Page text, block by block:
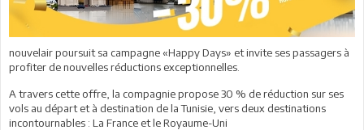
nouvelair poursuit sa campagne «Happy Days» et invite ses passagers à
profiter de nouvelles réductions exceptionnelles.
A travers cette offre, la compagnie propose 30 % de réduction sur ses
vols au départ et à destination de la Tunisie, vers deux destinations
incontournables : La France et le Royaume-Uni